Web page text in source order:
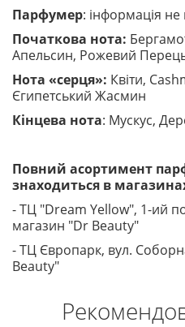
Парфумер: інформація не
Початкова нота:
Апельсин, Рожевий
Нота «серця»: Квіти,
Єгипетський Жасмин
Кінцева нота: Мускус,
Повний асортимент
знаходиться в
- ТЦ "Dream Yellow", 1-ий
магазин "Dr Beauty"
- ТЦ Європарк, вул.
Beauty"